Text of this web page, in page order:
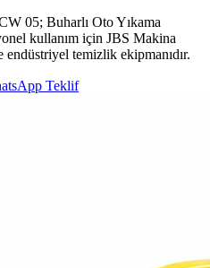
05; Buharlı Oto Yıkama
kullanım için JBS Makina
endüstriyel temizlik ekipmanıdır.
Teklif